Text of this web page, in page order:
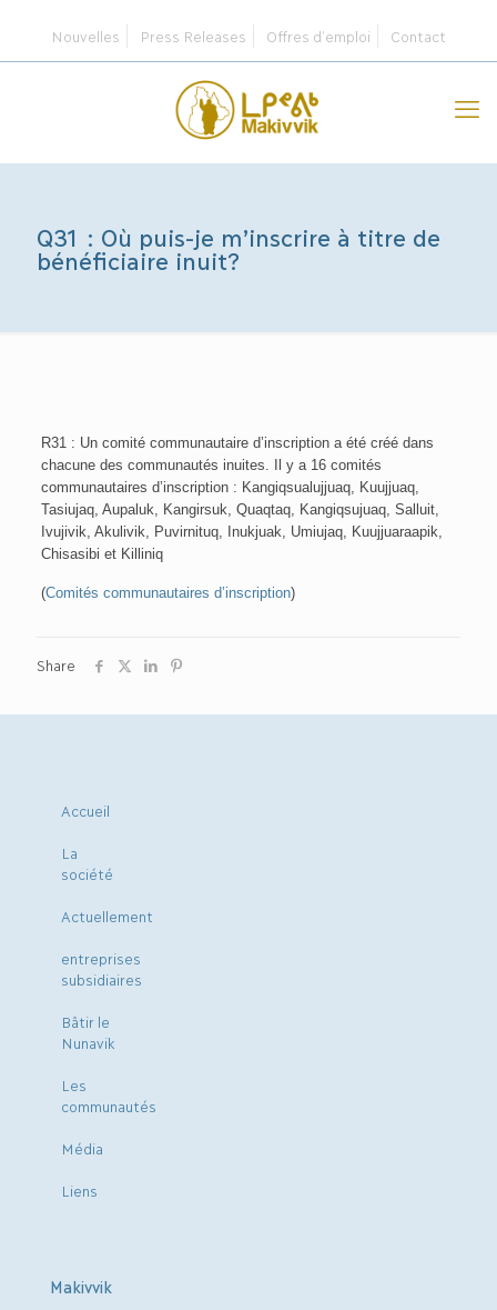
Nouvelles Press Releases Offres d’emploi Contact
Q31 : Où puis-je m’inscrire à titre de
bénéficiaire inuit?
R31 : Un comité communautaire d’inscription a été créé dans
chacune des communautés inuites. Il y a 16 comités
communautaires d’inscription : Kangiqsualujjuaq, Kuujjuaq,
Tasiujaq, Aupaluk, Kangirsuk, Quaqtaq, Kangiqsujuaq, Salluit,
Ivujivik, Akulivik, Puvirnituq, Inukjuak, Umiujaq, Kuujjuaraapik,
Chisasibi et Killiniq
(Comités communautaires d’inscription)
Share
Accueil
La
société
Actuellement
entreprises
subsidiaires
Bâtir le
Nunavik
Les
communautés
Média
Liens
Makivvik